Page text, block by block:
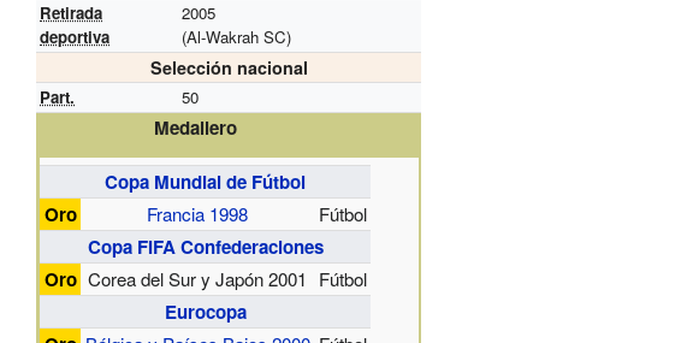
Retirada
deportiva
2005
(Al-Wakrah SC)
Selección nacional
Part. 50
Medallero
Copa Mundial de Fútbol
Oro
Francia 1998 Fútbol
Copa FIFA Confederaciones
Oro Corea del Sur y Japón 2001 Fútbol
Eurocopa